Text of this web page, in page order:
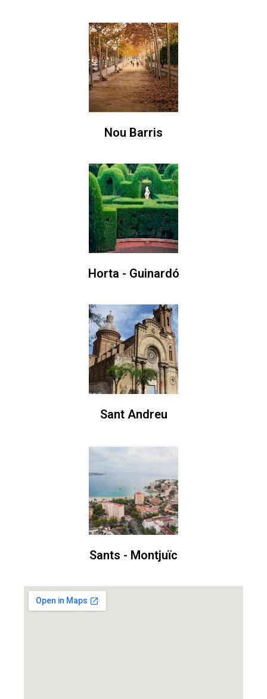
Nou Barris
Horta - Guinardó
Sant Andreu
Sants - Montjuïc